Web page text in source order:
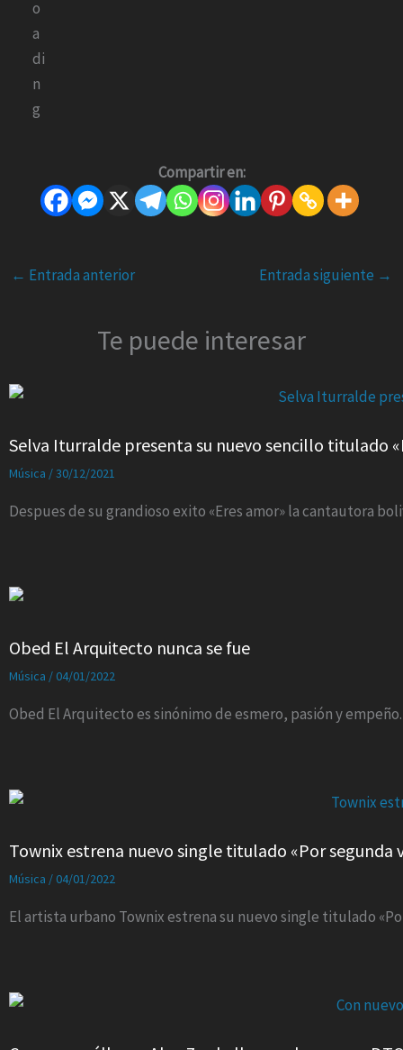
Compartir en:
← Entrada anterior Entrada siguiente →
Te puede interesar
Selva Iturralde presenta su nuevo sencillo titulado
Música /30/12/2021
Despues de su grandioso exito «Eres amor» la cantautora
Obed El Arquitecto nunca se fue
Música / 04/01/2022
Obed El Arquitecto es sinónimo de esmero, pasión y
Townix estrena nuevo single titulado «Por segunda
Música / 04/01/2022
El artista urbano Townix estrena su nuevo single titulado